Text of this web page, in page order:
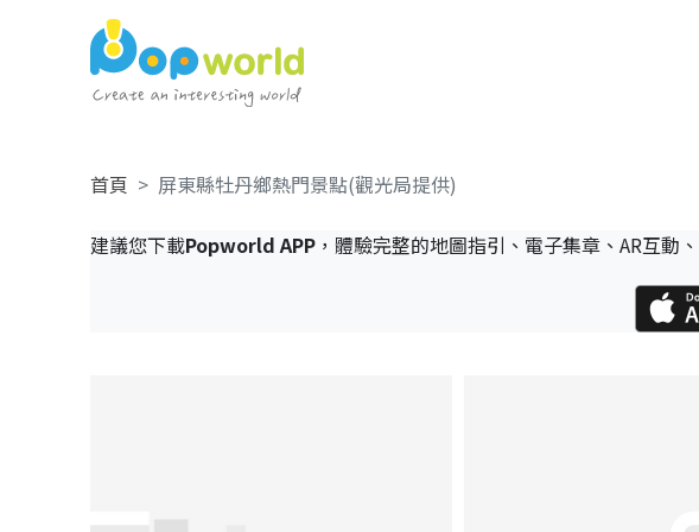
首頁 屏東縣牡丹鄉熱門景點(觀光局提供)
建議您下載Popworld APP，體驗完整的地圖指引、電子集章、AR互動